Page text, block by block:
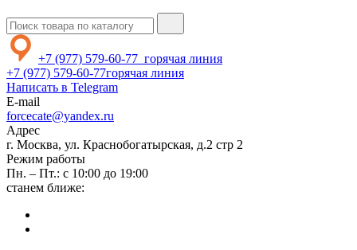
+7 (977) 579-60-77 горячая линия
+7 (977) 579-60-77горячая линия
Написать в Telegram
E-mail
forcecate@yandex.ru
Адрес
г. Москва, ул. Краснобогатырская, д.2 стр 2
Режим работы
Пн. – Пт.: с 10:00 до 19:00
станем ближе: